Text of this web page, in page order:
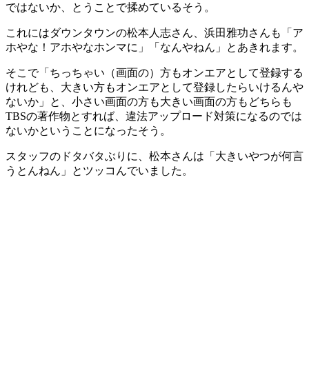
ではないか、とうことで揉めているそう。
これにはダウンタウンの松本人志さん、浜田雅功さんも「ア
ホやな！アホやなホンマに」「なんやねん」とあきれます。
そこで「ちっちゃい（画面の）方もオンエアとして登録する
けれども、大きい方もオンエアとして登録したらいけるんや
ないか」と、小さい画面の方も大きい画面の方もどちらも
TBSの著作物とすれば、違法アップロード対策になるのでは
ないかということになったそう。
スタッフのドタバタぶりに、松本さんは「大きいやつが何言
うとんねん」とツッコんでいました。